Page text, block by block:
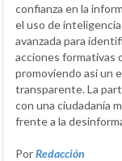
confianza en la
el uso de
avanzada para
acciones formativas
promoviendo así un
transparente. La
con una ciudadanía
frente a la
PorRedacción